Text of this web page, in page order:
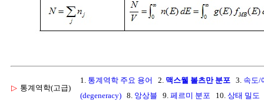
▷ 통계역학(고급)
1. 통계역학 주요 용어 2. 맥스웰 볼츠만 분포 3. 속도/
(degeneracy) 8. 앙상블 9. 페르미 분포 10. 상태 밀도